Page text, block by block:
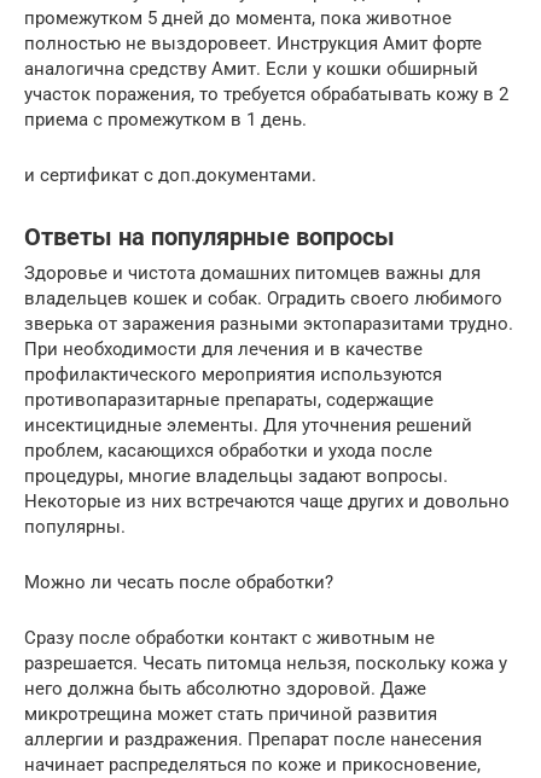
промежутком 5 дней до момента, пока животное
полностью не выздоровеет. Инструкция Амит форте
аналогична средству Амит. Если у кошки обширный
участок поражения, то требуется обрабатывать кожу в 2
приема с промежутком в 1 день.
и сертификат с доп.документами.
Ответы на популярные вопросы
Здоровье и чистота домашних питомцев важны для
владельцев кошек и собак. Оградить своего любимого
зверька от заражения разными эктопаразитами трудно.
При необходимости для лечения и в качестве
профилактического мероприятия используются
противопаразитарные препараты, содержащие
инсектицидные элементы. Для уточнения решений
проблем, касающихся обработки и ухода после
процедуры, многие владельцы задают вопросы.
Некоторые из них встречаются чаще других и довольно
популярны.
Можно ли чесать после обработки?
Сразу после обработки контакт с животным не
разрешается. Чесать питомца нельзя, поскольку кожа у
него должна быть абсолютно здоровой. Даже
микротрещина может стать причиной развития
аллергии и раздражения. Препарат после нанесения
начинает распределяться по коже и прикосновение,